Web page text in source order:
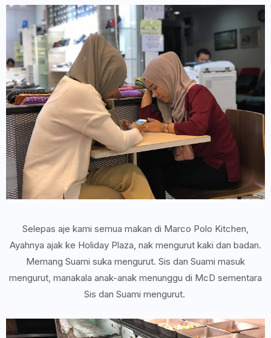
Selepas aje kami semua makan di Marco Polo Kitchen,
Ayahnya ajak ke Holiday Plaza, nak mengurut kaki dan badan.
Memang Suami suka mengurut. Sis dan Suami masuk
mengurut, manakala anak-anak menunggu di McD sementara
Sis dan Suami mengurut.